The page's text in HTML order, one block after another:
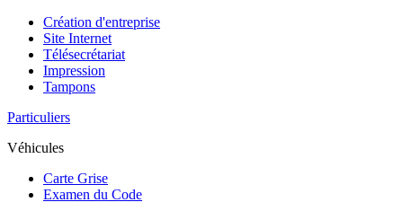
Création d'entreprise
Site Internet
Télésecrétariat
Impression
Tampons
Particuliers
Véhicules
Carte Grise
Examen du Code